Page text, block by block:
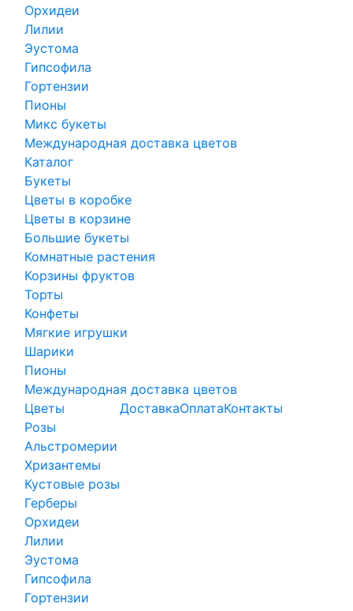
Орхидеи
Лилии
Эустома
Гипсофила
Гортензии
Пионы
Микс букеты
Международная доставка цветов
Каталог
Букеты
Цветы в коробке
Цветы в корзине
Большие букеты
Комнатные растения
Корзины фруктов
Торты
Конфеты
Мягкие игрушки
Шарики
Пионы
Международная доставка цветов
Цветы
Розы
Альстромерии
Хризантемы
Кустовые розы
Герберы
Орхидеи
Лилии
Эустома
Гипсофила
Гортензии
ДоставкаОплатаКонтакты